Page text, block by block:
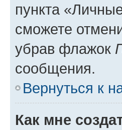
пункта
сможете
убрав флажок
сообщения.
Вернуться к
Как мне